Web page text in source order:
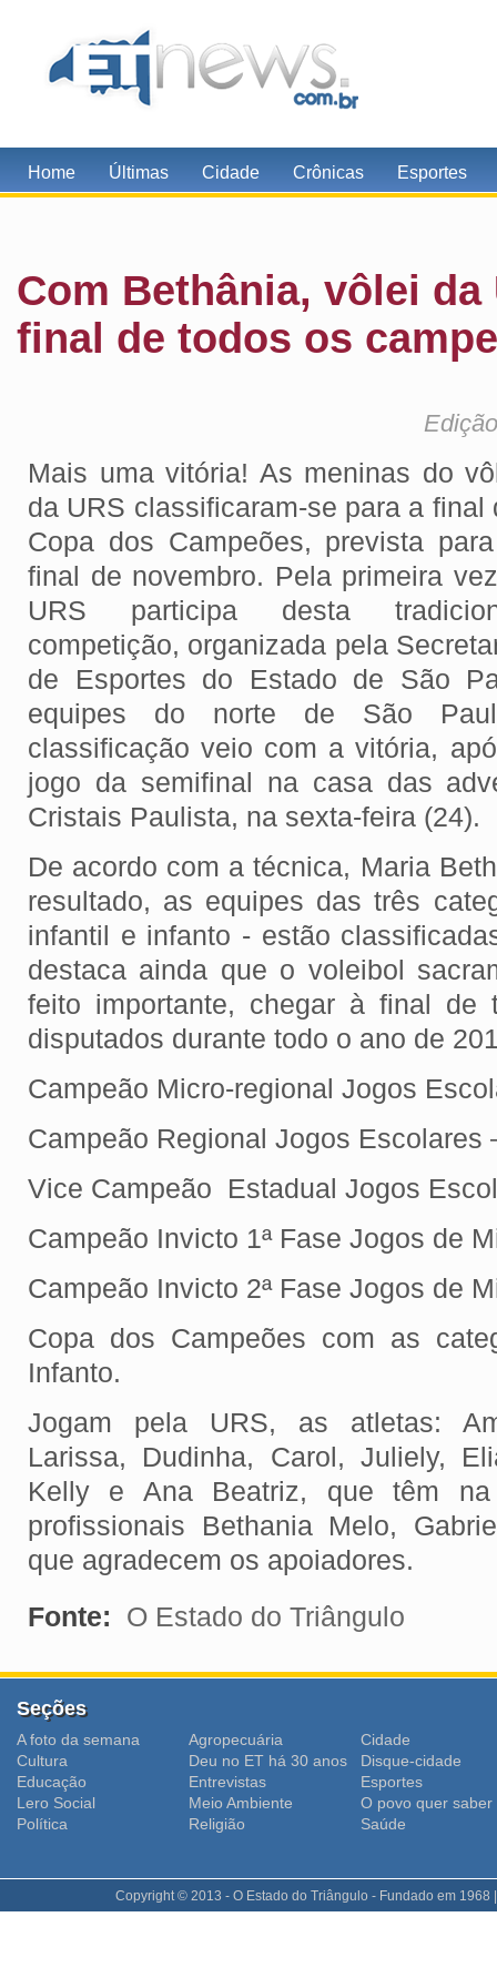
Home Últimas Cidade Crônicas Esportes
Com Bethânia, vôlei da
final de todos os
Mais uma vitória! As meninas do
da URS classificaram-se para a final
Copa dos Campeões, prevista
final de novembro. Pela primeira
URS participa desta
competição, organizada pela
de Esportes do Estado de São
equipes do norte de São
classificação veio com a vitória,
jogo da semifinal na casa das
Cristais Paulista, na sexta-feira (24).
De acordo com a técnica, Maria
resultado, as equipes das três
infantil e infanto - estão
destaca ainda que o voleibol
feito importante, chegar à final de
disputados durante todo o ano de
Campeão Micro-regional Jogos
Campeão Regional Jogos Escolares
Vice Campeão Estadual Jogos
Campeão Invicto 1ª Fase Jogos de
Campeão Invicto 2ª Fase Jogos de
Copa dos Campeões com as
Infanto.
Jogam pela URS, as atletas:
Larissa, Dudinha, Carol, Juliely,
Kelly e Ana Beatriz, que têm
profissionais Bethania Melo,
que agradecem os apoiadores.
Fonte:
O Estado do Triângulo
Seções
A foto da semana Agropecuária
Cidade
Cultura
Deu no ET há 30 anos
Disque-cidade
Educação
Entrevistas
Esportes
Lero Social
Meio Ambiente
O povo quer saber
Polí­tica
Religião Saúde
Copyright © 2013 - O Estado do Triângulo - Fundado em